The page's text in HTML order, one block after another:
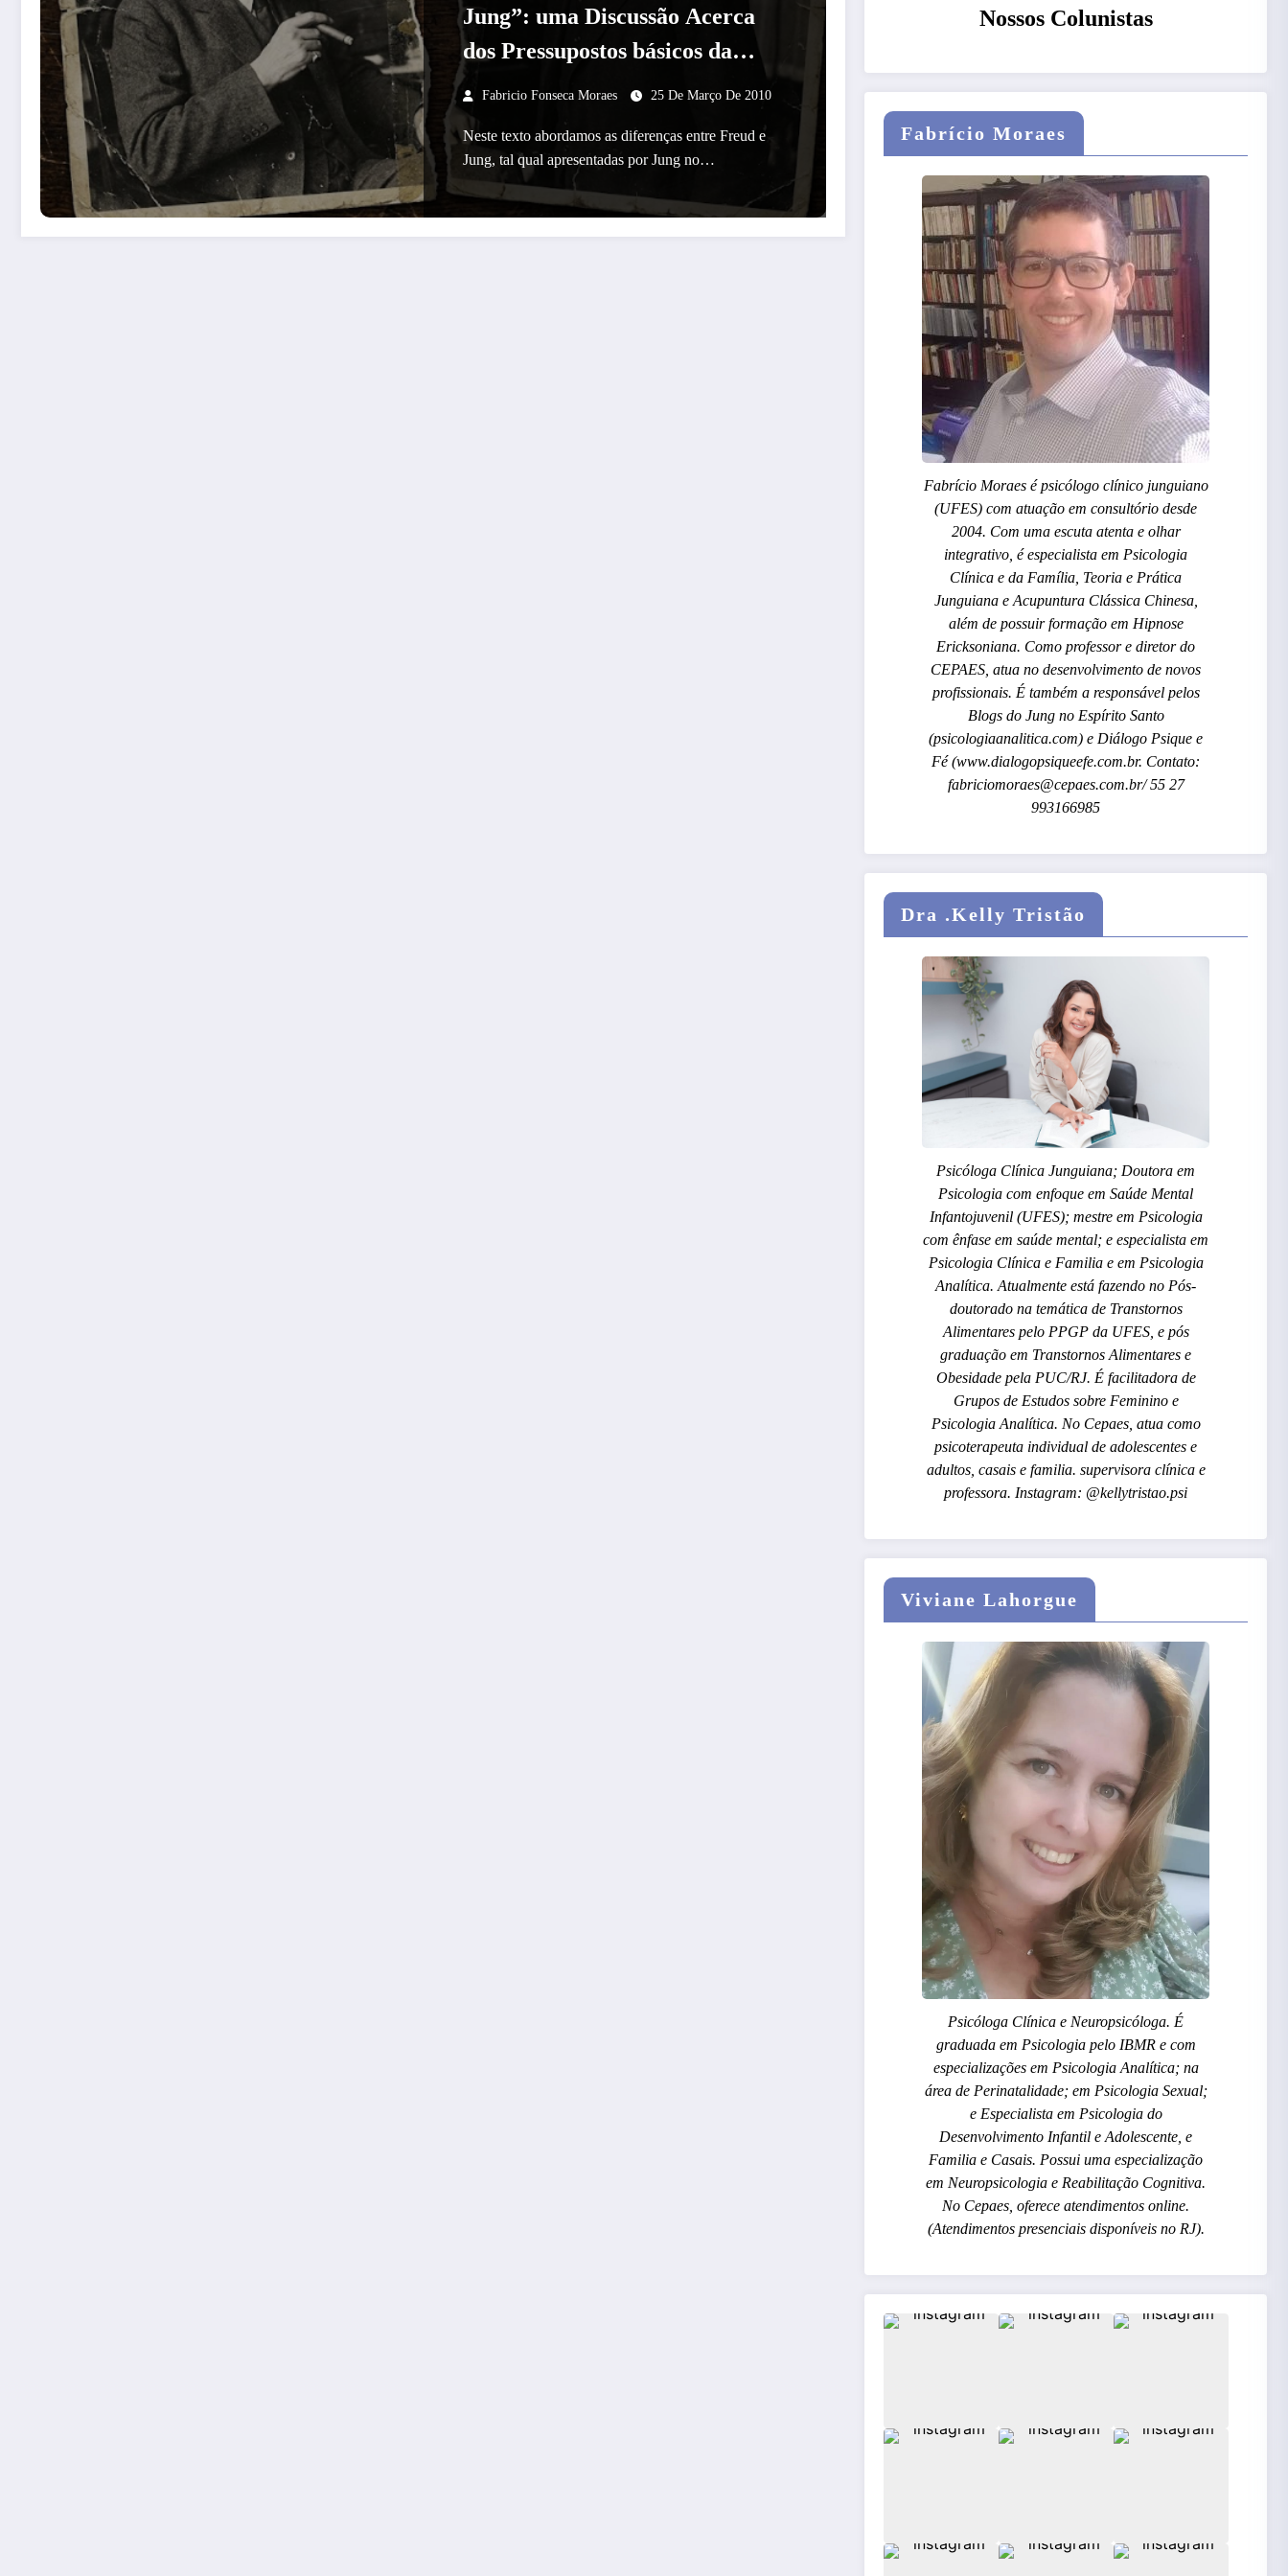
Jung”: uma Discussão Acerca
dos Pressupostos básicos da
Psicologia Analítica
Fabricio Fonseca Moraes 25 De Março De 2010
Neste texto abordamos as diferenças entre Freud e
Jung, tal qual apresentadas por Jung no…
Nossos Colunistas
Fabrício Moraes
Fabrício Moraes é psicólogo clínico junguiano
(UFES) com atuação em consultório desde
2004. Com uma escuta atenta e olhar
integrativo, é especialista em Psicologia
Clínica e da Família, Teoria e Prática
Junguiana e Acupuntura Clássica Chinesa,
além de possuir formação em Hipnose
Ericksoniana. Como professor e diretor do
CEPAES, atua no desenvolvimento de novos
profissionais. É também a responsável pelos
Blogs do Jung no Espírito Santo
(psicologiaanalitica.com) e Diálogo Psique e
Fé (www.dialogopsiqueefe.com.br. Contato:
fabriciomoraes@cepaes.com.br/ 55 27
993166985
Dra .Kelly Tristão
Psicóloga Clínica Junguiana; Doutora em
Psicologia com enfoque em Saúde Mental
Infantojuvenil (UFES); mestre em Psicologia
com ênfase em saúde mental; e especialista em
Psicologia Clínica e Familia e em Psicologia
Analítica. Atualmente está fazendo no Pós-
doutorado na temática de Transtornos
Alimentares pelo PPGP da UFES, e pós
graduação em Transtornos Alimentares e
Obesidade pela PUC/RJ. É facilitadora de
Grupos de Estudos sobre Feminino e
Psicologia Analítica. No Cepaes, atua como
psicoterapeuta individual de adolescentes e
adultos, casais e familia. supervisora clínica e
professora. Instagram: @kellytristao.psi
Viviane Lahorgue
Psicóloga Clínica e Neuropsicóloga. É
graduada em Psicologia pelo IBMR e com
especializações em Psicologia Analítica; na
área de Perinatalidade; em Psicologia Sexual;
e Especialista em Psicologia do
Desenvolvimento Infantil e Adolescente, e
Familia e Casais. Possui uma especialização
em Neuropsicologia e Reabilitação Cognitiva.
No Cepaes, oferece atendimentos online.
(Atendimentos presenciais disponíveis no RJ).